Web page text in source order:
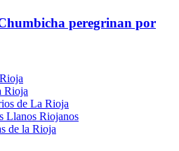
peregrinan por
Rioja
de La Rioja
Llanos Riojanos
de la Rioja